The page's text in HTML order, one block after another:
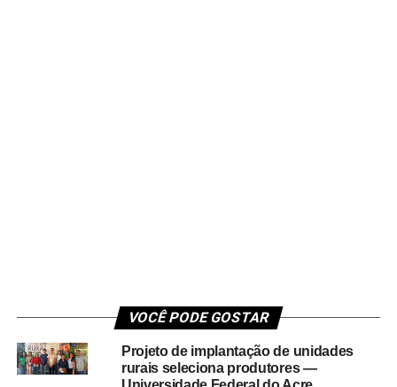
VOCÊ PODE GOSTAR
Projeto de implantação de unidades
rurais seleciona produtores —